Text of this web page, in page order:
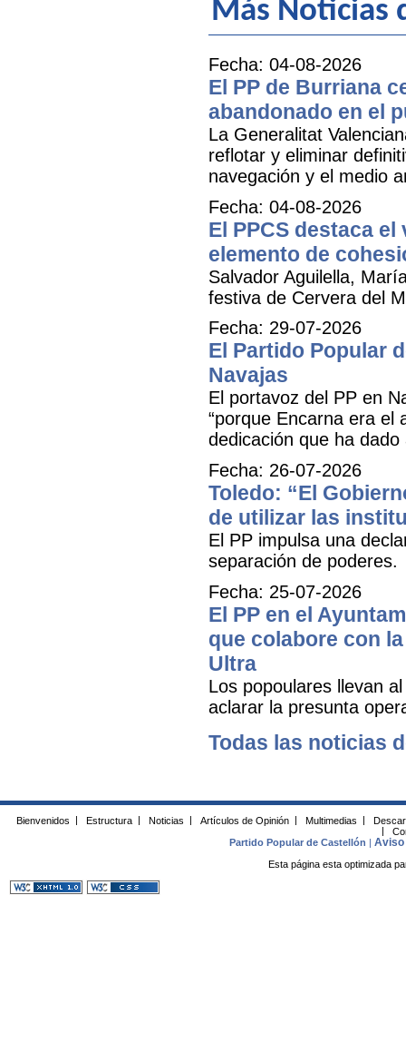
Más Noticias
Fecha: 04-08-2026
El PP de Burriana
abandonado en el
La Generalitat
reflotar y eliminar
navegación y el medio
Fecha: 04-08-2026
El PPCS destaca
elemento de
Salvador Aguilella,
festiva de Cervera del
Fecha: 29-07-2026
El Partido Popular
Navajas
El portavoz del PP en
“porque Encarna era el
dedicación que ha
Fecha: 26-07-2026
Toledo: “El
de utilizar las
El PP impulsa una
separación de poderes.
Fecha: 25-07-2026
El PP en el
que colabore con
Ultra
Los popoulares llevan
aclarar la presunta
Todas las noticias
Bienvenidos Estructura Noticias Artículos de Opinión Multimedias
Partido Popular de Castellón
|Aviso
Esta página esta optimizada